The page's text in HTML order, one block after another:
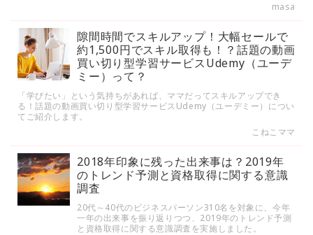
masa
隙間時間でスキルアップ！大幅セールで
約1,500円でスキル取得も！？話題の動画
買い切り型学習サービスUdemy（ユーデ
ミー）って？
「学びたい」という気持ちがあれば、ママだってスキルアップでき
る！話題の動画買い切り型学習サービスUdemy（ユーデミー）につい
てご紹介します。
こねこママ
2018年印象に残った出来事は？2019年
のトレンド予測と資格取得に関する意識
調査
20代～40代のビジネスパーソン310名を対象に、今年
一年の出来事を振り返りつつ、2019年のトレンド予測
と資格取得に関する意識調査を実施しました。